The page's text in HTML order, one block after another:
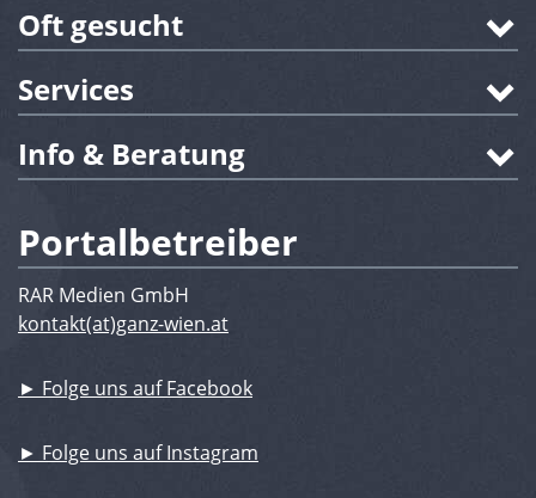
Oft gesucht
Services
Info & Beratung
Portalbetreiber
RAR Medien GmbH
kontakt(at)ganz-wien.at
► Folge uns auf Facebook
► Folge uns auf Instagram